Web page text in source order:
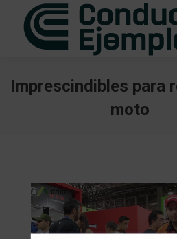
Imprescindibles para
moto